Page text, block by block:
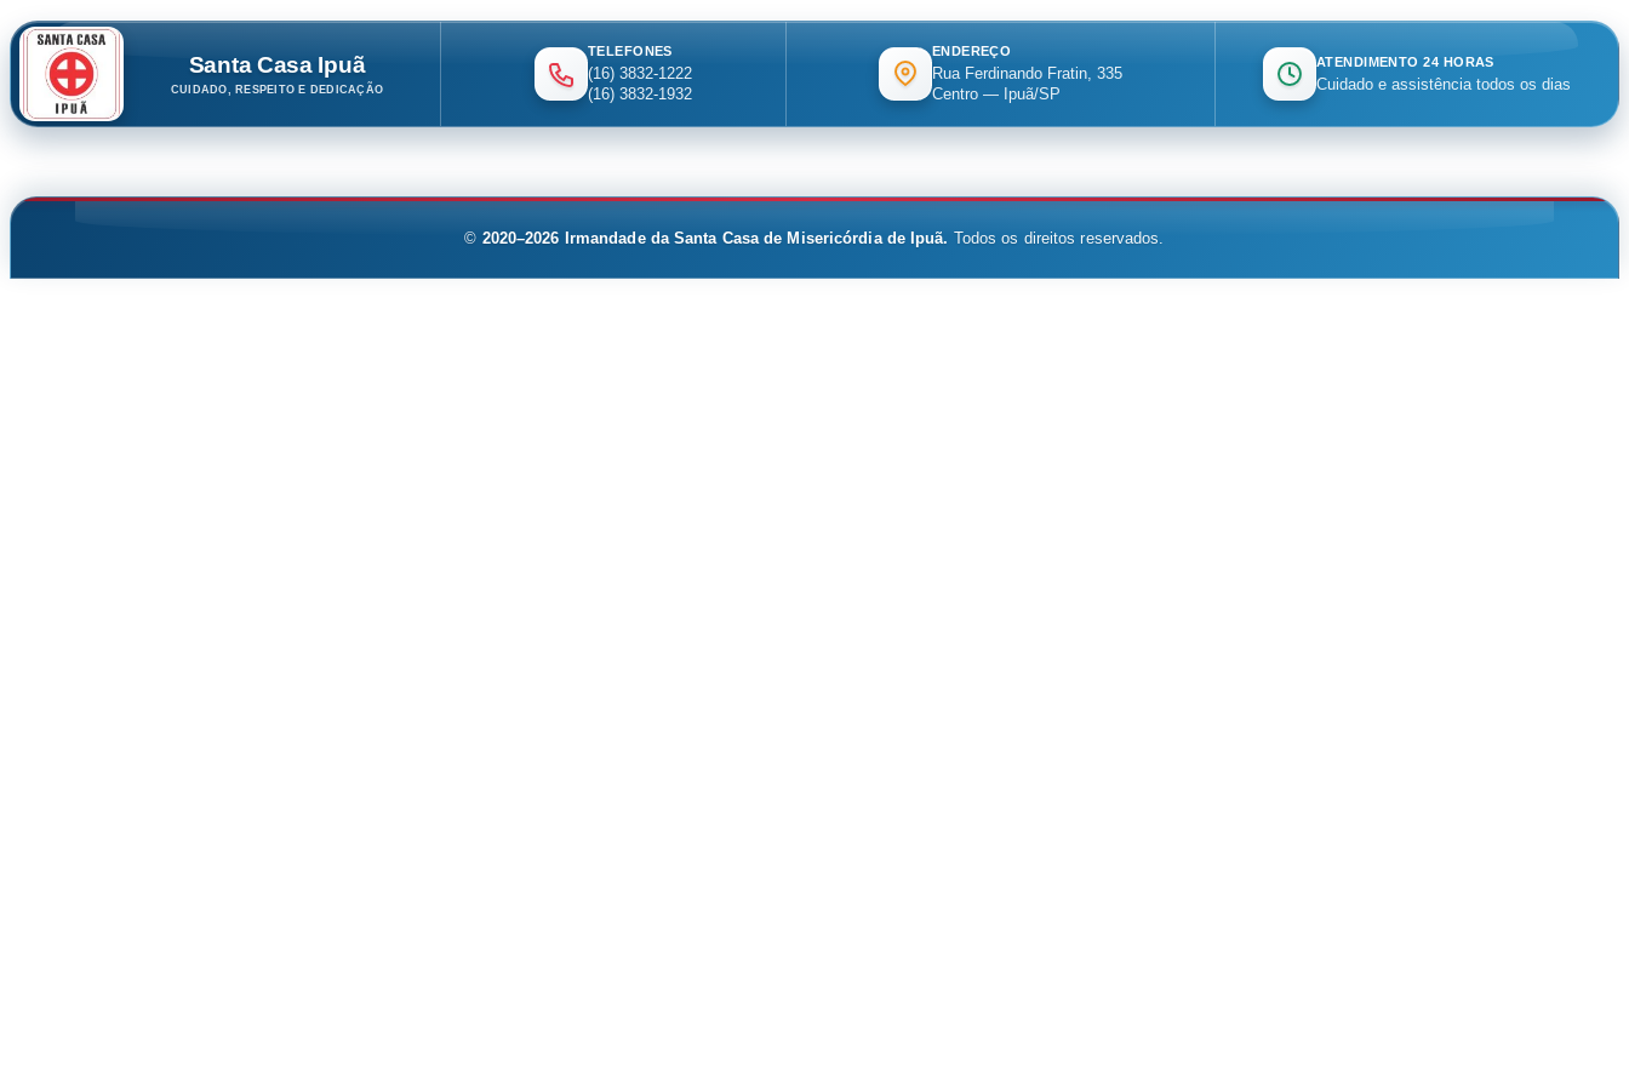
Santa Casa Ipuã
CUIDADO, RESPEITO E DEDICAÇÃO
TELEFONES
(16) 3832-1222
(16) 3832-1932
ENDEREÇO
Rua Ferdinando Fratin, 335
Centro — Ipuã/SP
ATENDIMENTO 24 HORAS
Cuidado e assistência todos os dias
© 2020–2026 Irmandade da Santa Casa de Misericórdia de Ipuã. Todos os direitos reservados.